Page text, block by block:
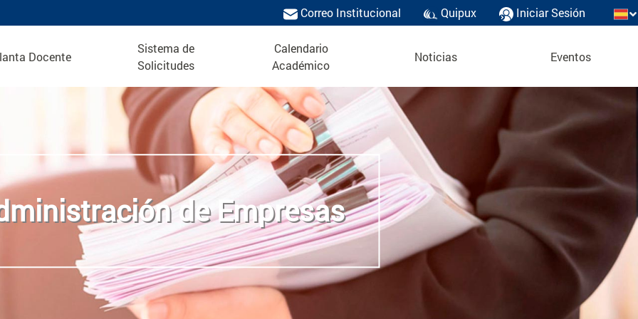
Correo Institucional Quipux Iniciar Sesión
Docente
Sistema de
Solicitudes
Calendario
Académico
Noticias Eventos
de Empresas